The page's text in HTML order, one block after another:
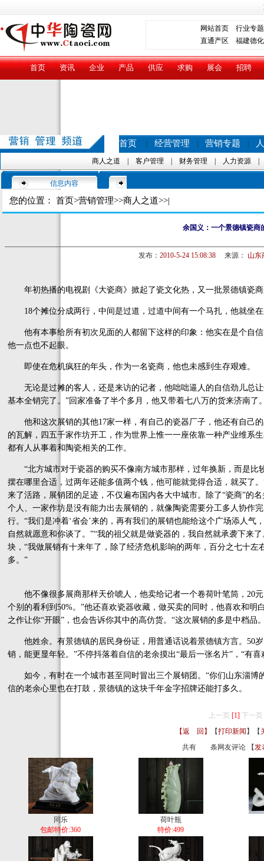
网站首页
行业专题
直通产区 福建德化
首页 资讯 企业 产品 供应 求购 展会 招聘
首页 经营管理 营销专题
商人之道 客户管理 财务管理 人力资源
信息内容
您的位置： 首页>营销管理>>商人之道>>|
余国义：一个景德镇瓷商
发布： 2010-5-24 15:08:38来源： 山东
年初热播的电视剧《大瓷商》掀起了瓷文化热，又一批景德镇瓷商
18个摊位分成两行，中间是过道，过道中间有一个马扎，他就坐
他有本事给所有初次见面的人都留下这样的印象：他实在是个自
他一点也不起眼。
即使在危机疯狂的年头，作为一名瓷商，他也未感到生存艰难。
无论是过摊的客人，还是来访的记者，他咄咄逼人的自信劲儿总让
基本全销完了。”回家准备了半个多月，他又带着七八万的货来济南了
他和这次展销的其他17家一样，有自己的瓷器厂子，他还有自己的
的瓦解，四五千家作坊开工，作为世界上惟一一座依靠一种产业维系
都有人从事着和陶瓷相关的工作。
“北方城市对于瓷器的购买不像南方城市那样，过年换新，而是比
摆在哪里合适，过两年还能多值两个钱，他可能就觉得合适，就买了
来了活路，展销团的足迹，不仅遍布国内各大中城市。除了“瓷商”的
个人、一家作坊是没有能力出去展销的，就像陶瓷需要分工多人协作
行。“我们是冲着‘省会’来的，再有我们的展销也能给这个广场添人
自然就愿意和你谈了。”“我的祖父就是做瓷器的，我自然就承袭下来
块，“我做展销有十来年了，除了经济危机影响的两年，百分之七十
多。”
他不像很多展商那样天价唬人，他卖给记者一个卷荷叶笔筒，20元
个别的看利到50%。”他还喜欢瓷器收藏，做买卖的同时，他喜欢和
之作让你“开眼”，也会告诉你其中的高仿货。“这次展销的多是中档品
他姓余。有景德镇的居民身份证，用普通话说着景德镇方言。50岁
销，能更显年轻。”不停抖落着自信的老余摸出“最后一张名片”，“有
如今，有时在一个城市甚至同时冒出三个展销团。“你们山东淄博
信的老余心里也在打鼓，景德镇的这块千年金字招牌还能打多久。
上一页 [1] 下一页
【返 回】
【打印新闻 】【
共有
条网友评论 【发
同乐
包邮特价:360
荷叶瓶
特价:499